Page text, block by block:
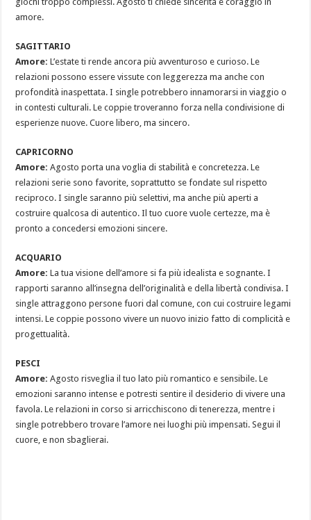
amore.
SAGITTARIO
Amore: L’estate ti rende ancora più avventuroso e curioso. Le
relazioni possono essere vissute con leggerezza ma anche con
profondità inaspettata. I single potrebbero innamorarsi in viaggio o
in contesti culturali. Le coppie troveranno forza nella condivisione di
esperienze nuove. Cuore libero, ma sincero.
CAPRICORNO
Amore: Agosto porta una voglia di stabilità e concretezza. Le
relazioni serie sono favorite, soprattutto se fondate sul rispetto
reciproco. I single saranno più selettivi, ma anche più aperti a
costruire qualcosa di autentico. Il tuo cuore vuole certezze, ma è
pronto a concedersi emozioni sincere.
ACQUARIO
Amore: La tua visione dell’amore si fa più idealista e sognante. I
rapporti saranno all’insegna dell’originalità e della libertà condivisa. I
single attraggono persone fuori dal comune, con cui costruire legami
intensi. Le coppie possono vivere un nuovo inizio fatto di complicità e
progettualità.
PESCI
Amore: Agosto risveglia il tuo lato più romantico e sensibile. Le
emozioni saranno intense e potresti sentire il desiderio di vivere una
favola. Le relazioni in corso si arricchiscono di tenerezza, mentre i
single potrebbero trovare l’amore nei luoghi più impensati. Segui il
cuore, e non sbaglierai.